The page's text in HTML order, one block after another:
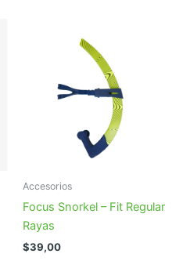
Accesorios
Focus Snorkel – Fit Regular
Rayas
$39,00